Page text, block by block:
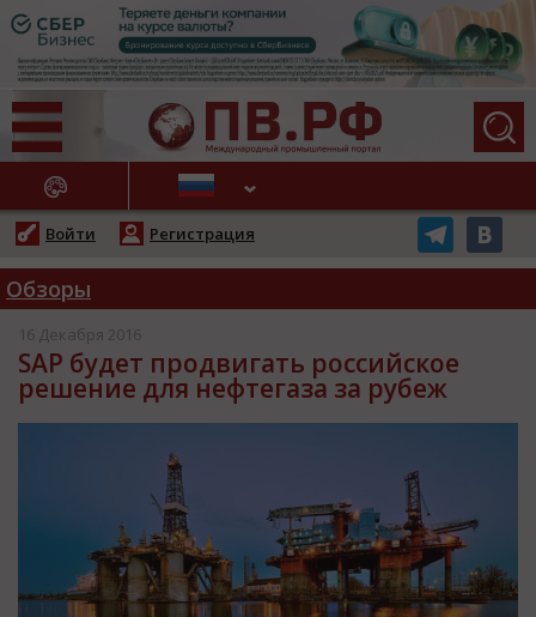
НОВОСТИ
Войти Регистрация
Обзоры
16 Декабря 2016
SAP будет продвигать российское
решение для нефтегаза за рубеж